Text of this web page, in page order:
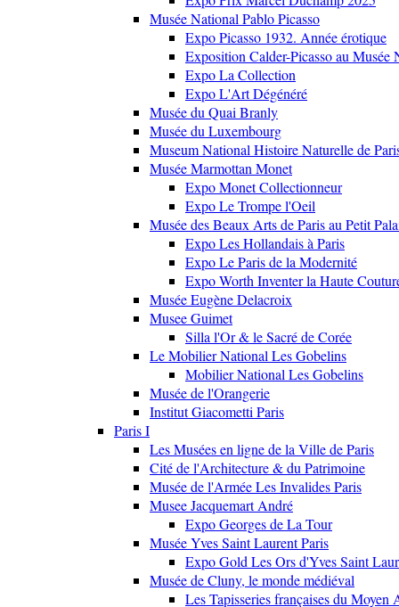
Musée National Pablo Picasso
Expo Picasso 1932. Année érotique
Exposition Calder-Picasso au Musée
Expo La Collection
Expo L'Art Dégénéré
Musée du Quai Branly
Musée du Luxembourg
Museum National Histoire Naturelle de
Musée Marmottan Monet
Expo Monet Collectionneur
Expo Le Trompe l'Oeil
Musée des Beaux Arts de Paris au Petit
Expo Les Hollandais à Paris
Expo Le Paris de la Modernité
Expo Worth Inventer la Haute
Musée Eugène Delacroix
Musee Guimet
Silla l'Or & le Sacré de Corée
Le Mobilier National Les Gobelins
Mobilier National Les Gobelins
Musée de l'Orangerie
Institut Giacometti Paris
Paris I
Les Musées en ligne de la Ville de Paris
Cité de l'Architecture & du Patrimoine
Musée de l'Armée Les Invalides Paris
Musee Jacquemart André
Expo Georges de La Tour
Musée Yves Saint Laurent Paris
Expo Gold Les Ors d'Yves Saint
Musée de Cluny, le monde médiéval
Les Tapisseries françaises du Moyen